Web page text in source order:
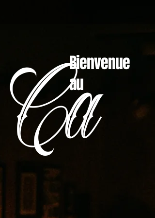
Bienvenue
au
Ca